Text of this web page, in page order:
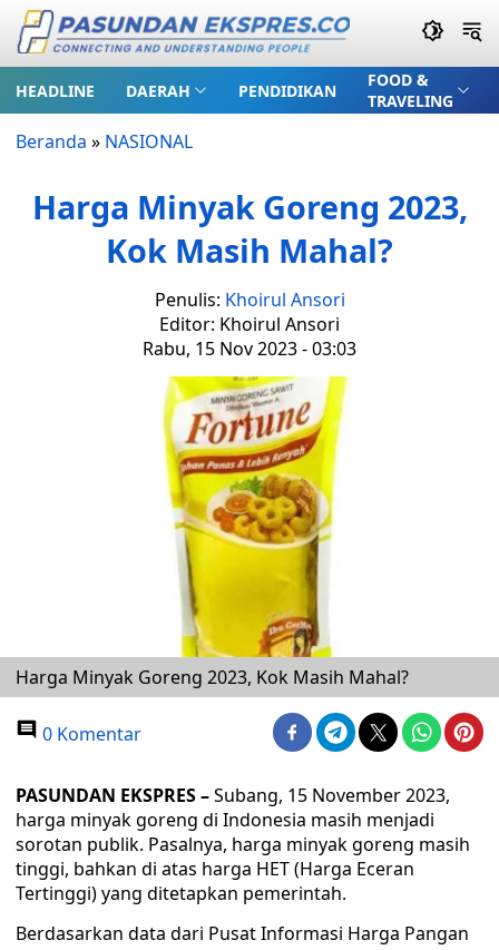
HEADLINE DAERAH PENDIDIKAN
FOOD &
TRAVELING
Beranda » NASIONAL
Harga Minyak Goreng 2023,
Kok Masih Mahal?
Penulis: Khoirul Ansori
Editor: Khoirul Ansori
Rabu, 15 Nov 2023 - 03:03
Harga Minyak Goreng 2023, Kok Masih Mahal?
0 Komentar
PASUNDAN EKSPRES –Subang, 15 November 2023,
harga minyak goreng di Indonesia masih menjadi
sorotan publik. Pasalnya, harga minyak goreng masih
tinggi, bahkan di atas harga HET (Harga Eceran
Tertinggi) yang ditetapkan pemerintah.
Berdasarkan data dari Pusat Informasi Harga Pangan